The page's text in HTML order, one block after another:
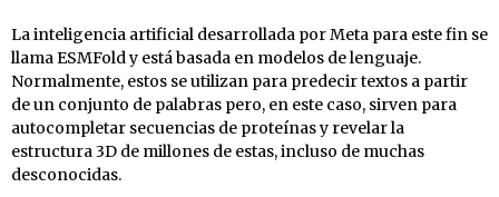
La inteligencia artificial desarrollada por Meta para este fin se
llama ESMFold y está basada en modelos de lenguaje.
Normalmente, estos se utilizan para predecir textos a partir
de un conjunto de palabras pero, en este caso, sirven para
autocompletar secuencias de proteínas y revelar la
estructura 3D de millones de estas, incluso de muchas
desconocidas.